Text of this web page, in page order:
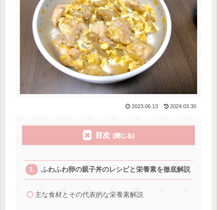
2023.06.13 2024.03.30
目次
ふわふわ卵の親子丼のレシピと栄養素を徹底解説
主な食材とその代表的な栄養素解説